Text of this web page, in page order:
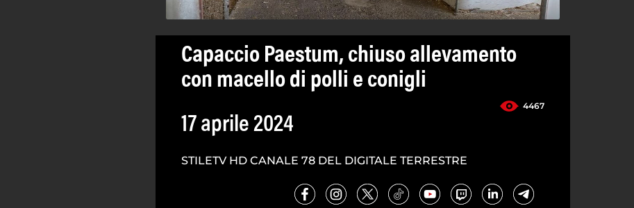
Capaccio Paestum, chiuso allevamento
con macello di polli e conigli
4467
17 aprile 2024
STILETV HD CANALE 78 DEL DIGITALE TERRESTRE